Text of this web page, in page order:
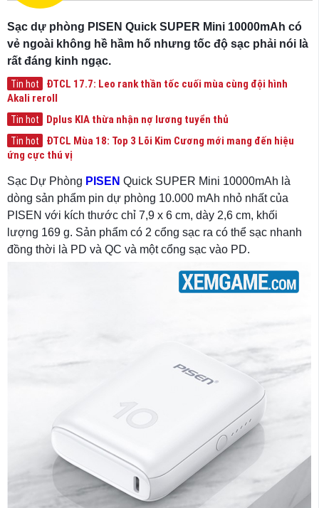
Sạc dự phòng PISEN Quick SUPER Mini 10000mAh có
vẻ ngoài không hề hầm hố nhưng tốc độ sạc phải nói là
rất đáng kinh ngạc.
Tin hot
ĐTCL 17.7: Leo rank thần tốc cuối mùa cùng đội hình
Akali reroll
Tin hot Dplus KIA thừa nhận nợ lương tuyển thủ
Tin hot
ĐTCL Mùa 18: Top 3 Lõi Kim Cương mới mang đến hiệu
ứng cực thú vị
Sạc Dự Phòng PISEN Quick SUPER Mini 10000mAh là
dòng sản phẩm pin dự phòng 10.000 mAh nhỏ nhất của
PISEN với kích thước chỉ 7,9 x 6 cm, dày 2,6 cm, khối
lượng 169 g. Sản phẩm có 2 cổng sạc ra có thể sạc nhanh
đồng thời là PD và QC và một cổng sạc vào PD.